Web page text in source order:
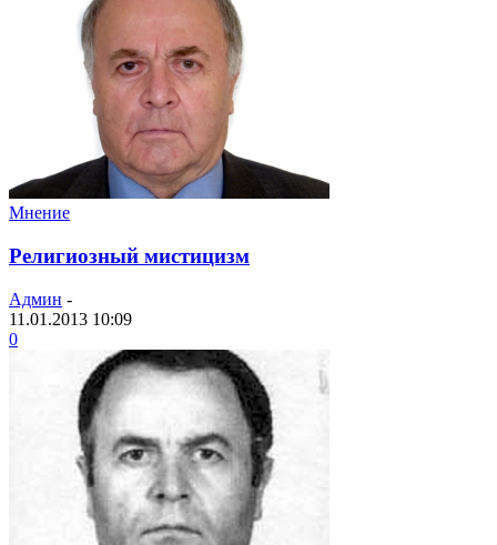
Мнение
Религиозный мистицизм
Админ -
11.01.2013 10:09
0